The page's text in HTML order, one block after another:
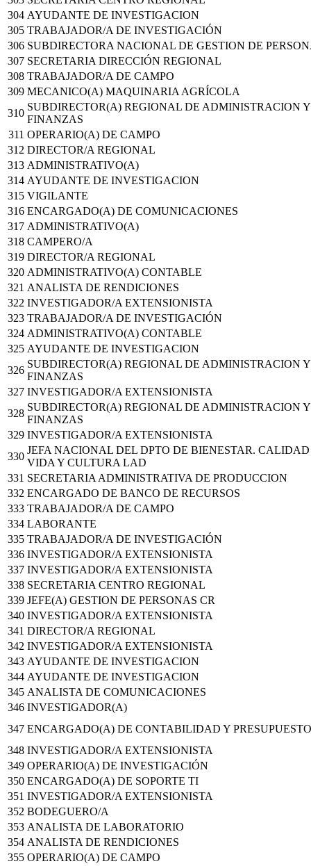
304 AYUDANTE DE INVESTIGACION
305 TRABAJADOR/A DE INVESTIGACIÓN
306 SUBDIRECTORA NACIONAL DE GESTION DE
307 SECRETARIA DIRECCIÓN REGIONAL
308 TRABAJADOR/A DE CAMPO
309 MECANICO(A) MAQUINARIA AGRÍCOLA
310
SUBDIRECTOR(A) REGIONAL DE ADMINISTRACION Y
FINANZAS
311 OPERARIO(A) DE CAMPO
312 DIRECTOR/A REGIONAL
313 ADMINISTRATIVO(A)
314 AYUDANTE DE INVESTIGACION
315 VIGILANTE
316 ENCARGADO(A) DE COMUNICACIONES
317 ADMINISTRATIVO(A)
318 CAMPERO/A
319 DIRECTOR/A REGIONAL
320 ADMINISTRATIVO(A) CONTABLE
321 ANALISTA DE RENDICIONES
322 INVESTIGADOR/A EXTENSIONISTA
323 TRABAJADOR/A DE INVESTIGACIÓN
324 ADMINISTRATIVO(A) CONTABLE
325 AYUDANTE DE INVESTIGACION
326
SUBDIRECTOR(A) REGIONAL DE ADMINISTRACION Y
FINANZAS
327 INVESTIGADOR/A EXTENSIONISTA
328
SUBDIRECTOR(A) REGIONAL DE ADMINISTRACION Y
FINANZAS
329 INVESTIGADOR/A EXTENSIONISTA
330
JEFA NACIONAL DEL DPTO DE BIENESTAR.
VIDA Y CULTURA LAD
331 SECRETARIA ADMINISTRATIVA DE PRODUCCION
332 ENCARGADO DE BANCO DE RECURSOS
333 TRABAJADOR/A DE CAMPO
334 LABORANTE
335 TRABAJADOR/A DE INVESTIGACIÓN
336 INVESTIGADOR/A EXTENSIONISTA
337 INVESTIGADOR/A EXTENSIONISTA
338 SECRETARIA CENTRO REGIONAL
339 JEFE(A) GESTION DE PERSONAS CR
340 INVESTIGADOR/A EXTENSIONISTA
341 DIRECTOR/A REGIONAL
342 INVESTIGADOR/A EXTENSIONISTA
343 AYUDANTE DE INVESTIGACION
344 AYUDANTE DE INVESTIGACION
345 ANALISTA DE COMUNICACIONES
346 INVESTIGADOR(A)
347 ENCARGADO(A) DE CONTABILIDAD Y PRESUPUESTO
348 INVESTIGADOR/A EXTENSIONISTA
349 OPERARIO(A) DE INVESTIGACIÓN
350 ENCARGADO(A) DE SOPORTE TI
351 INVESTIGADOR/A EXTENSIONISTA
352 BODEGUERO/A
353 ANALISTA DE LABORATORIO
354 ANALISTA DE RENDICIONES
355 OPERARIO(A) DE CAMPO